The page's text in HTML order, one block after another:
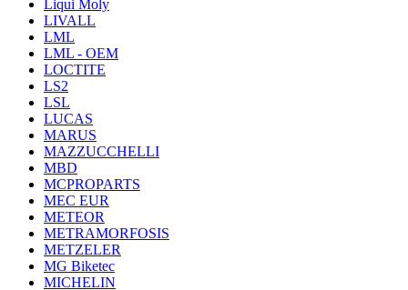
Liqui Moly
LIVALL
LML
LML - OEM
LOCTITE
LS2
LSL
LUCAS
MARUS
MAZZUCCHELLI
MBD
MCPROPARTS
MEC EUR
METEOR
METRAMORFOSIS
METZELER
MG Biketec
MICHELIN